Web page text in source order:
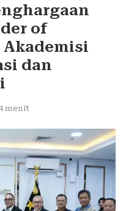
of
dan
menit